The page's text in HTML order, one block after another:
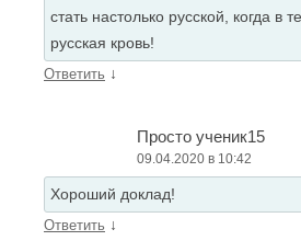
стать настолько русской, когда в
русская кровь!
Ответить ↓
Просто ученик15
09.04.2020 в 10:42
Хороший доклад!
Ответить ↓